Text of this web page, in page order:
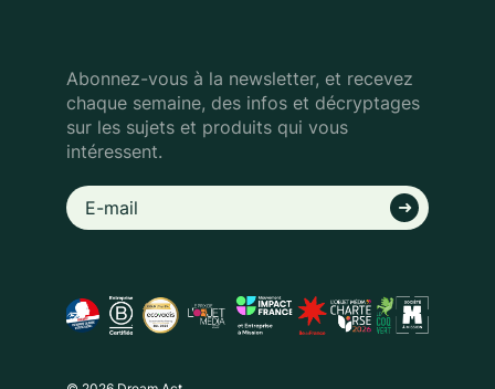
Abonnez-vous à la newsletter, et recevez
chaque semaine, des infos et décryptages
sur les sujets et produits qui vous
intéressent.